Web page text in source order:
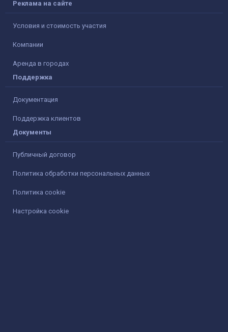
Реклама на сайте
Условия и стоимость участия
Компании
Аренда в городах
Поддержка
Документация
Поддержка клиентов
Документы
Публичный договор
Политика обработки персональных данных
Политика cookie
Настройка cookie